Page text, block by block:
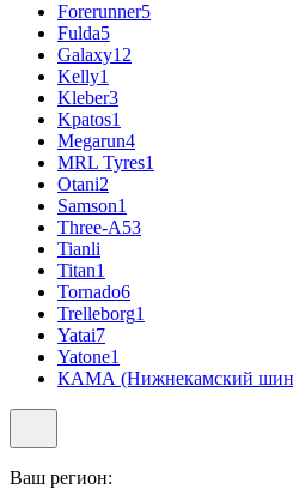
Forerunner5
Fulda5
Galaxy12
Kelly1
Kleber3
Kpatos1
Megarun4
MRL Tyres1
Otani2
Samson1
Three-A53
Tianli
Titan1
Tornado6
Trelleborg1
Yatai7
Yatone1
КАМА (Нижнекамский
Ваш регион: